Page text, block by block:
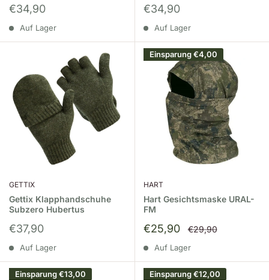
Sonderpreis
€34,90
Auf Lager
Sonderpreis
€34,90
Auf Lager
GETTIX
Gettix Klapphandschuhe
Subzero Hubertus
Sonderpreis
€37,90
Auf Lager
Einsparung€4,00
HART
Hart Gesichtsmaske URAL-
FM
Sonderpreis
€25,90 Normalpreis
€29,90
Auf Lager
Einsparung€13,00 Einsparung€12,00